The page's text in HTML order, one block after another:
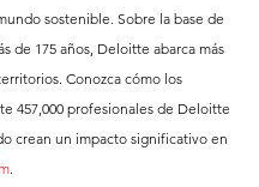
sostenible. Sobre la base de
de 175 años, Deloitte abarca más
Conozca cómo los
457,000 profesionales de Deloitte
crean un impacto significativo en
.